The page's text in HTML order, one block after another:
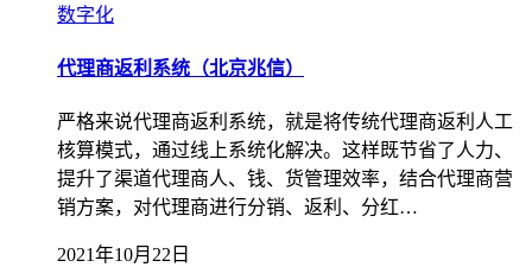
数字化
代理商返利系统（北京兆信）
严格来说代理商返利系统，就是将传统代理商返利人工
核算模式，通过线上系统化解决。这样既节省了人力、
提升了渠道代理商人、钱、货管理效率，结合代理商营
销方案，对代理商进行分销、返利、分红…
2021年10月22日